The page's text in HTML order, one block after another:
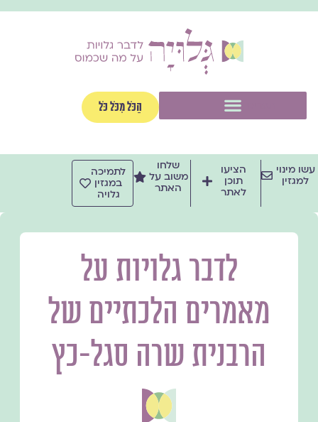
הַכֹּל מִכֹּל כֹּל
עשו מינוי
למגזין
הציעו
תוכן
לאתר
שלחו
משוב על
האתר
לתמיכה
במגזין
גלויה
לדבר גלויות על
מאמרים הלכתיים של
הרבנית שרה סגל-כץ